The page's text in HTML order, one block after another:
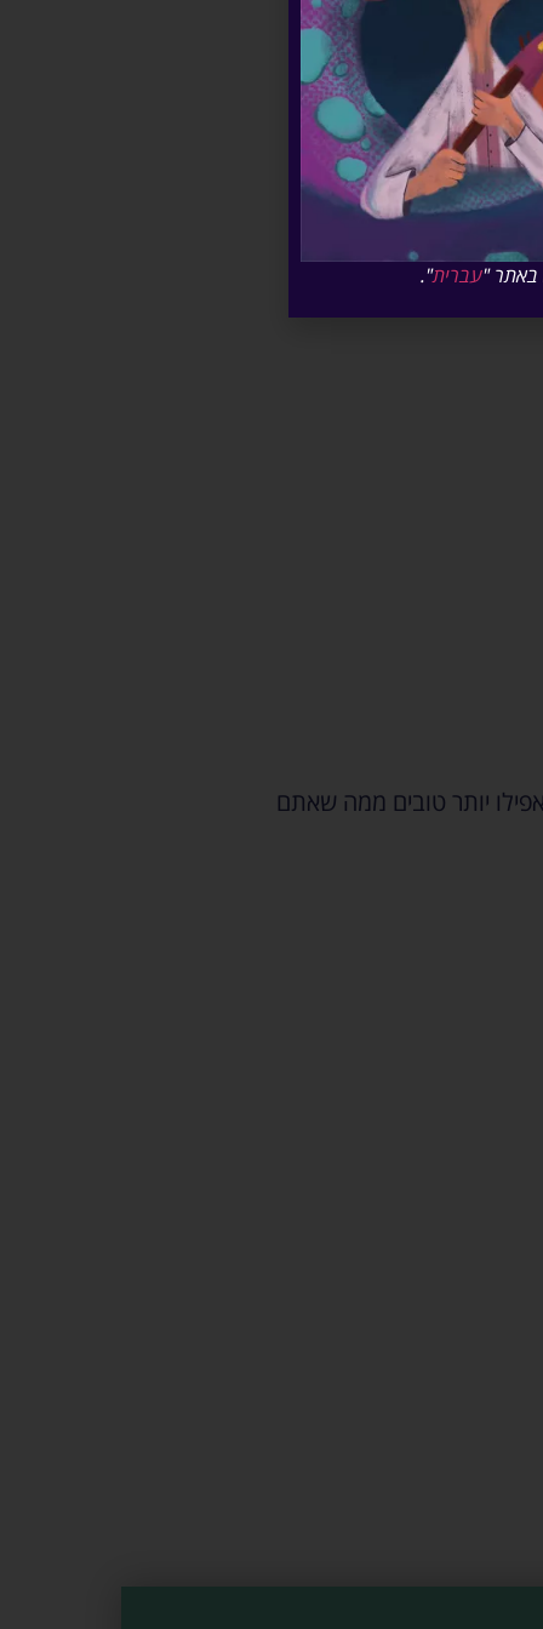
יותר טובים ממה שאתם
באתר "עברית".